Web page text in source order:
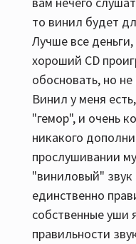
то винил будет
Лучше все
хороший CD
обосновать, но
Винил у меня
"гемор", и очень
никакого
прослушивании
"виниловый"
единственно
собственные уши
правильности